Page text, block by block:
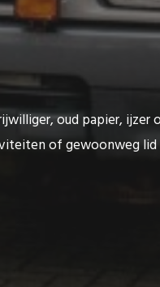
oud papier,
of gewoonweg lid